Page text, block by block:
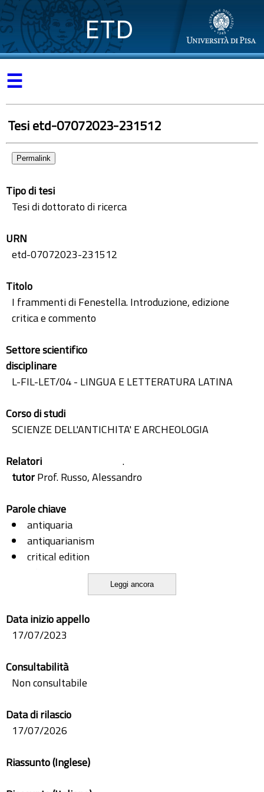
ETD
☰
Tesi etd-07072023-231512
Permalink
Tipo di tesi
Tesi di dottorato di ricerca
URN
etd-07072023-231512
Titolo
I frammenti di Fenestella. Introduzione, edizione
critica e commento
Settore scientifico
disciplinare
L-FIL-LET/04 - LINGUA E LETTERATURA LATINA
Corso di studi
SCIENZE DELL'ANTICHITA' E ARCHEOLOGIA
Relatori
.
tutorProf. Russo, Alessandro
Parole chiave
antiquaria
antiquarianism
critical edition
edizione critica
fragments
frammenti
Leggi ancora
Data inizio appello
17/07/2023
Consultabilità
Non consultabile
Data di rilascio
17/07/2026
Riassunto (Inglese)